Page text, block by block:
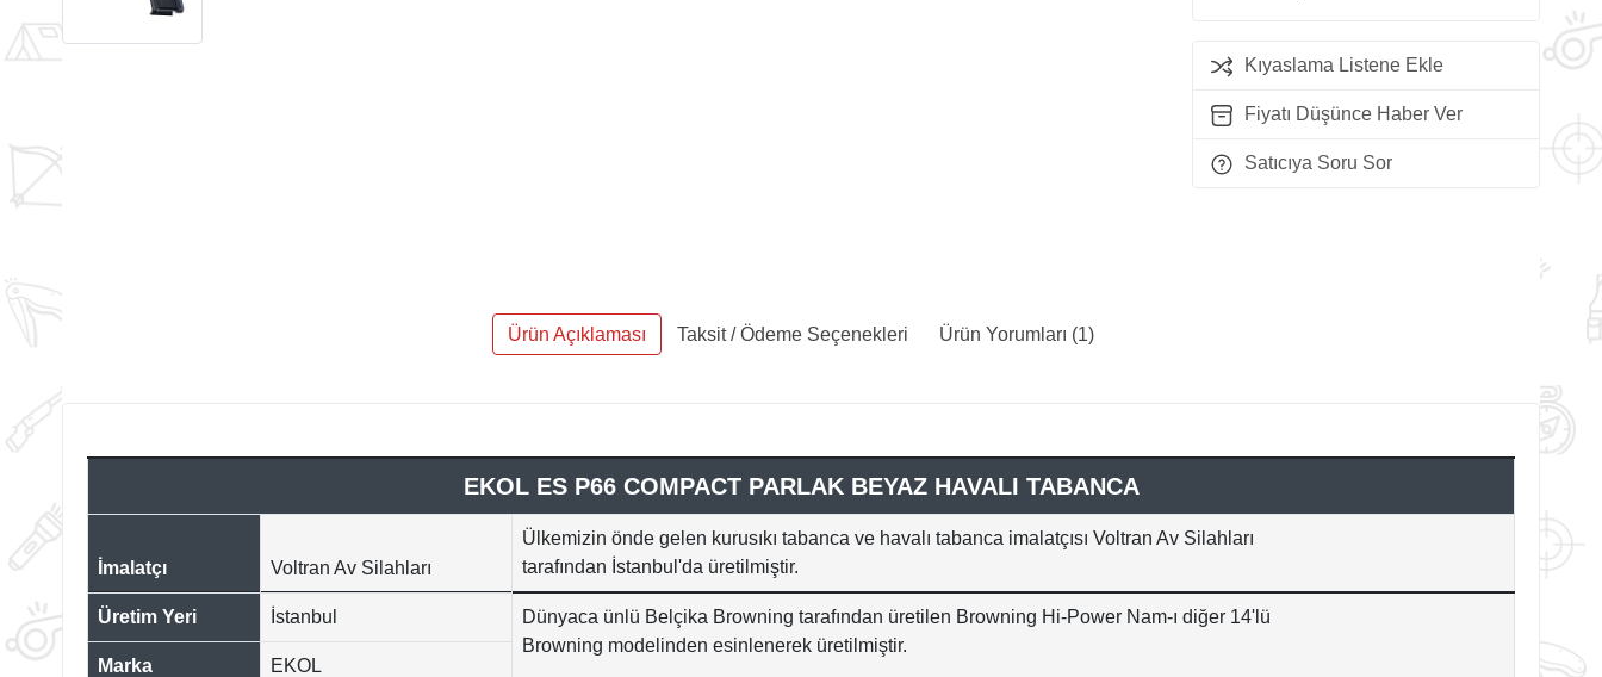
Kıyaslama Listene Ekle
Fiyatı Düşünce Haber Ver
Satıcıya Soru Sor
Ürün Açıklaması Taksit / Ödeme Seçenekleri Ürün Yorumları (1)
EKOL ES P66 COMPACT PARLAK BEYAZ HAVALI TABANCA
İmalatçı Voltran Av Silahları
Ülkemizin önde gelen kurusıkı tabanca ve havalı tabanca imalatçısı Voltran Av Silahları
tarafından İstanbul'da üretilmiştir.
Üretim Yeri İstanbul
Dünyaca ünlü Belçika Browning tarafından üretilen Browning Hi-Power Nam-ı diğer 14'lü
Browning modelinden esinlenerek üretilmiştir.
Marka
EKOL